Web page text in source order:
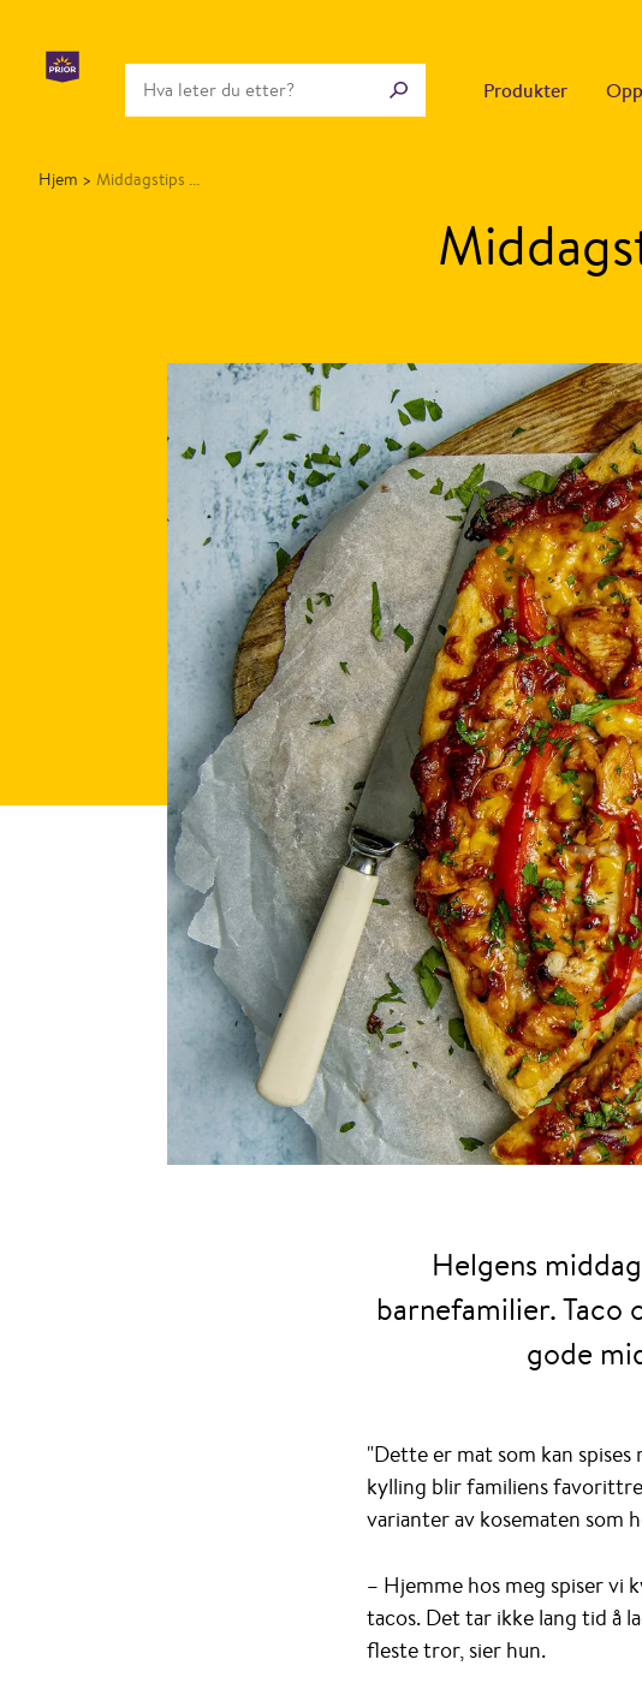
Produkter
Hjem > Middagstips ...
Helgens
barnefamilier. Taco
gode
"Dette er mat som kan
kylling blir familiens
varianter av kosematen som
– Hjemme hos meg spiser vi
tacos. Det tar ikke lang tid å
fleste tror, sier hun.